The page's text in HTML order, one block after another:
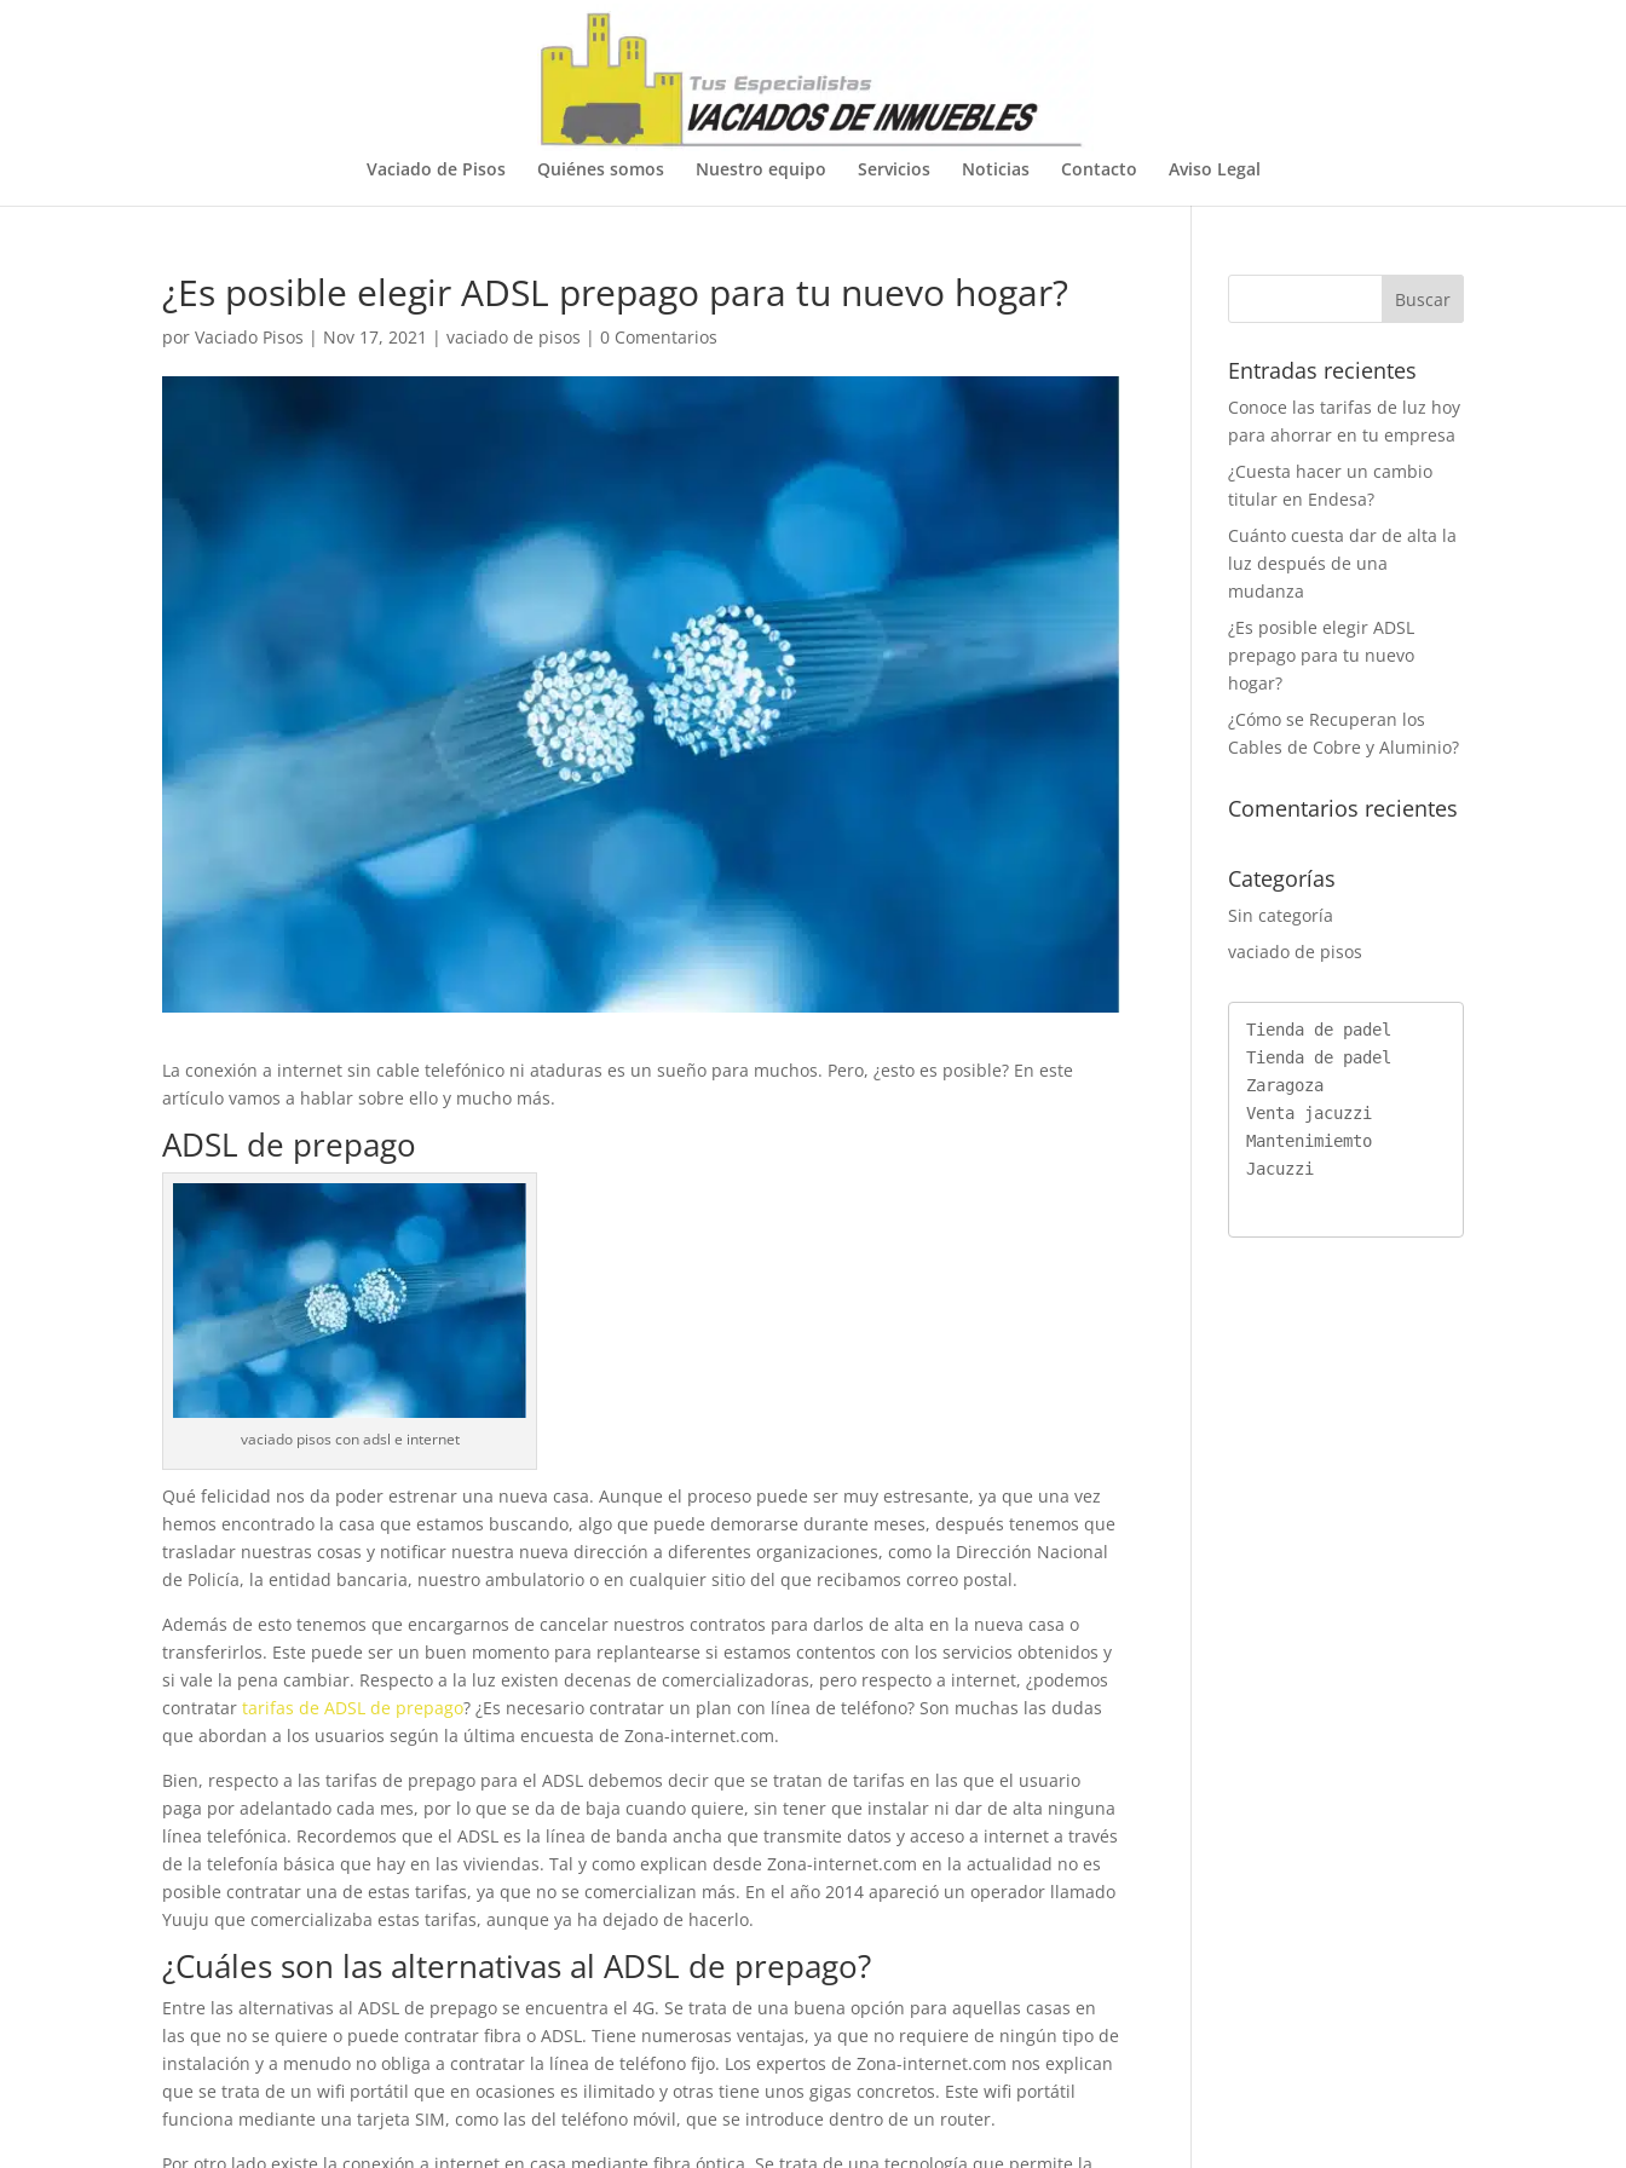
Vaciado de Pisos Quiénes somos Nuestro equipo Servicios Noticias Contacto Aviso Legal
¿Es posible elegir ADSL prepago para tu nuevo hogar?
porVaciado Pisos | Nov 17, 2021 |vaciado de pisos |0 Comentarios
La conexión a internet sin cable telefónico ni ataduras es un sueño para muchos. Pero, ¿esto es posible? En este
artículo vamos a hablar sobre ello y mucho más.
ADSL de prepago
vaciado pisos con adsl e internet
Qué felicidad nos da poder estrenar una nueva casa. Aunque el proceso puede ser muy estresante, ya que una vez
hemos encontrado la casa que estamos buscando, algo que puede demorarse durante meses, después tenemos que
trasladar nuestras cosas y notificar nuestra nueva dirección a diferentes organizaciones, como la Dirección Nacional
de Policía, la entidad bancaria, nuestro ambulatorio o en cualquier sitio del que recibamos correo postal.
Además de esto tenemos que encargarnos de cancelar nuestros contratos para darlos de alta en la nueva casa o
transferirlos. Este puede ser un buen momento para replantearse si estamos contentos con los servicios obtenidos y
si vale la pena cambiar. Respecto a la luz existen decenas de comercializadoras, pero respecto a internet, ¿podemos
contratartarifas de ADSL de prepago? ¿Es necesario contratar un plan con línea de teléfono? Son muchas las dudas
que abordan a los usuarios según la última encuesta de Zona-internet.com.
Bien, respecto a las tarifas de prepago para el ADSL debemos decir que se tratan de tarifas en las que el usuario
paga por adelantado cada mes, por lo que se da de baja cuando quiere, sin tener que instalar ni dar de alta ninguna
línea telefónica. Recordemos que el ADSL es la línea de banda ancha que transmite datos y acceso a internet a través
de la telefonía básica que hay en las viviendas. Tal y como explican desde Zona-internet.com en la actualidad no es
posible contratar una de estas tarifas, ya que no se comercializan más. En el año 2014 apareció un operador llamado
Yuuju que comercializaba estas tarifas, aunque ya ha dejado de hacerlo.
¿Cuáles son las alternativas al ADSL de prepago?
Entre las alternativas al ADSL de prepago se encuentra el 4G. Se trata de una buena opción para aquellas casas en
las que no se quiere o puede contratar fibra o ADSL. Tiene numerosas ventajas, ya que no requiere de ningún tipo de
instalación y a menudo no obliga a contratar la línea de teléfono fijo. Los expertos de Zona-internet.com nos explican
que se trata de un wifi portátil que en ocasiones es ilimitado y otras tiene unos gigas concretos. Este wifi portátil
funciona mediante una tarjeta SIM, como las del teléfono móvil, que se introduce dentro de un router.
Entradas recientes
Conoce las tarifas de luz hoy
para ahorrar en tu empresa
¿Cuesta hacer un cambio
titular en Endesa?
Cuánto cuesta dar de alta la
luz después de una
mudanza
¿Es posible elegir ADSL
prepago para tu nuevo
hogar?
¿Cómo se Recuperan los
Cables de Cobre y Aluminio?
Comentarios recientes
Categorías
Sin categoría
vaciado de pisos
Tienda de padel
Tienda de padel
Zaragoza
Venta jacuzzi
Mantenimiemto
Jacuzzi